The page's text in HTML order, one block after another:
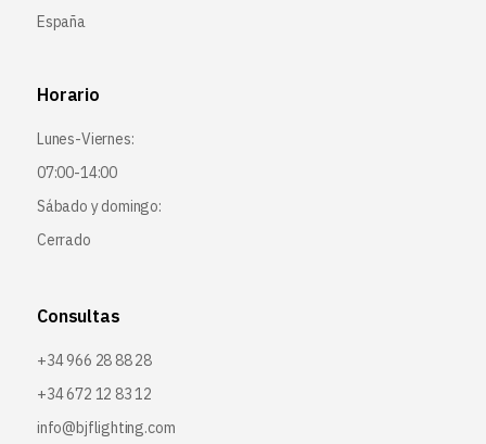
España
Horario
Lunes-Viernes:
07:00-14:00
Sábado y domingo:
Cerrado
Consultas
+34 966 28 88 28
+34 672 12 83 12
info@bjflighting.com